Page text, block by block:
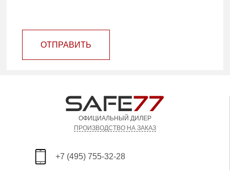
ОТПРАВИТЬ
ОФИЦИАЛЬНЫЙ ДИЛЕР
ПРОИЗВОДСТВО НА ЗАКАЗ
+7 (495) 755-32-28